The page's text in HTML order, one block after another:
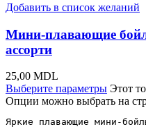
Добавить в список желаний
Мини-плавающие
ассорти
25,00 MDL
Выберите параметры Этот
Опции можно выбрать на
Яркие плавающие мини-